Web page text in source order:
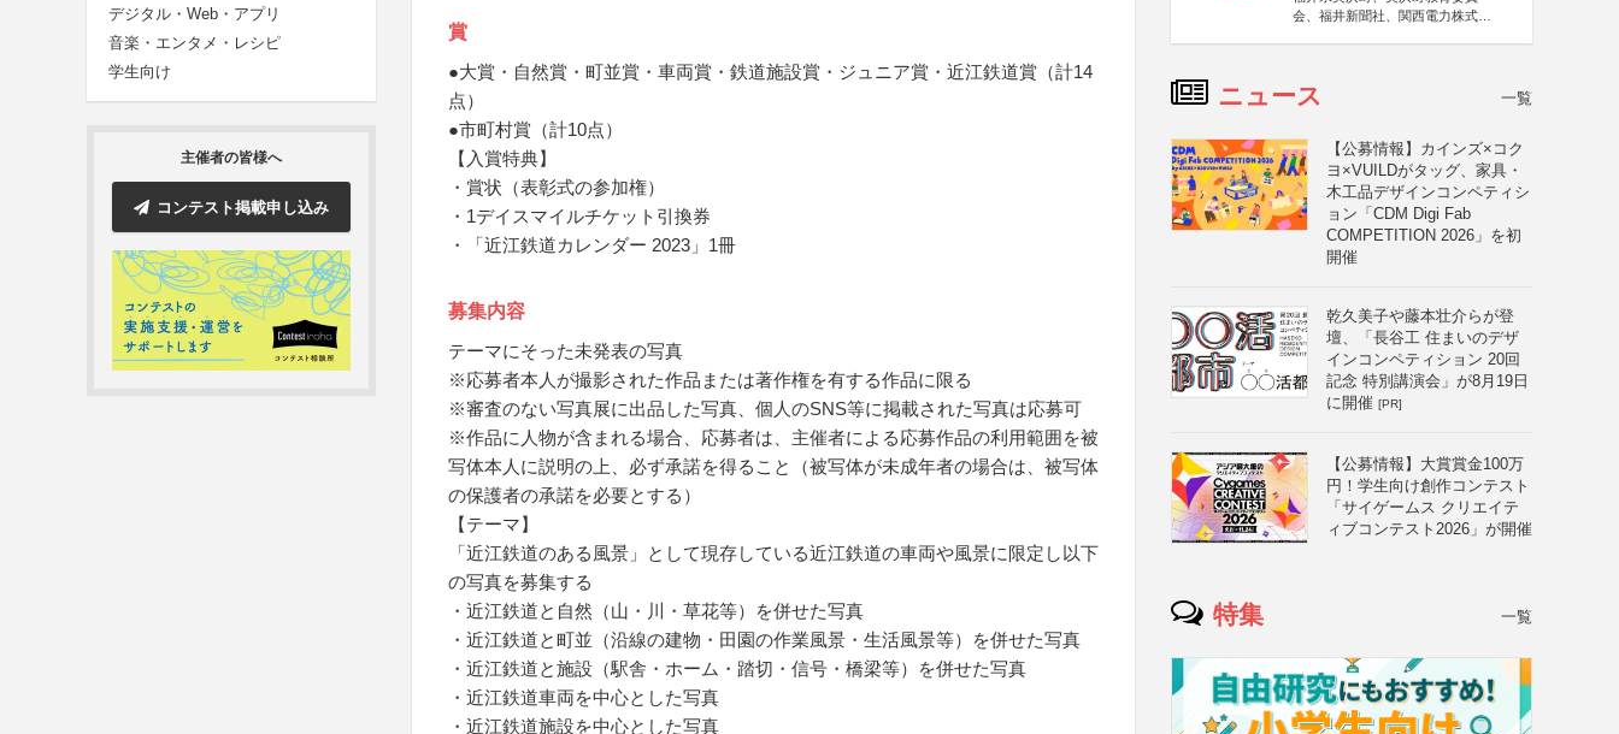
デジタル・Web・アプリ
音楽・エンタメ・レシピ
学生向け
主催者の皆様へ
コンテスト掲載申し込み
賞
●大賞・自然賞・町並賞・車両賞・鉄道施設賞・ジュニア賞・近江鉄道賞（計14
点）
●市町村賞（計10点）
【入賞特典】
・賞状（表彰式の参加権）
・1デイスマイルチケット引換券
・「近江鉄道カレンダー 2023」1冊
募集内容
テーマにそった未発表の写真
※応募者本人が撮影された作品または著作権を有する作品に限る
※審査のない写真展に出品した写真、個人のSNS等に掲載された写真は応募可
※作品に人物が含まれる場合、応募者は、主催者による応募作品の利用範囲を被
写体本人に説明の上、必ず承諾を得ること（被写体が未成年者の場合は、被写体
の保護者の承諾を必要とする）
【テーマ】
「近江鉄道のある風景」として現存している近江鉄道の車両や風景に限定し以下
の写真を募集する
・近江鉄道と自然（山・川・草花等）を併せた写真
・近江鉄道と町並（沿線の建物・田園の作業風景・生活風景等）を併せた写真
・近江鉄道と施設（駅舎・ホーム・踏切・信号・橋梁等）を併せた写真
・近江鉄道車両を中心とした写真
・近江鉄道施設を中心とした写真
会、福井新聞社、関西電力株式会
ニュース 一覧
【公募情報】カインズ×コク
ヨ×VUILDがタッグ、家具・
木工品デザインコンペティシ
ョン「CDM Digi Fab
COMPETITION 2026」を初
開催
乾久美子や藤本壮介らが登
壇、「長谷工 住まいのデザ
インコンペティション 20回
記念 特別講演会」が8月19日
に開催 [PR]
【公募情報】大賞賞金100万
円！学生向け創作コンテスト
「サイゲームス クリエイテ
ィブコンテスト2026」が開催
特集 一覧